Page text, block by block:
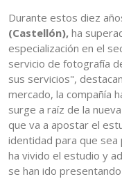
Durante estos diez
(Castellón), ha
especialización en el
servicio de fotografía
sus servicios",
mercado, la compañía
surge a raíz de la
que va a apostar el
identidad para que sea
ha vivido el estudio y
se han ido